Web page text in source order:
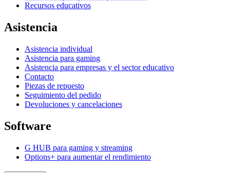
Recursos educativos
Asistencia
Asistencia individual
Asistencia para gaming
Asistencia para empresas y el sector educativo
Contacto
Piezas de repuesto
Seguimiento del pedido
Devoluciones y cancelaciones
Software
G HUB para gaming y streaming
Options+ para aumentar el rendimiento